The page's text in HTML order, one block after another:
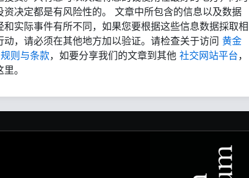
资决定都是有风险性的。 文章中所包含的信息以及数据
和实际事件有所不同，如果您要根据这些信息数据採取相
动，请必须在其他地方加以验证。请检查关于访问 黄金
规则与条款，如要分享我们的文章到其他 社交网站平台，
。